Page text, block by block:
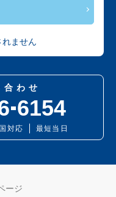
れません
わせ
6154
対応 最短当日
ージ